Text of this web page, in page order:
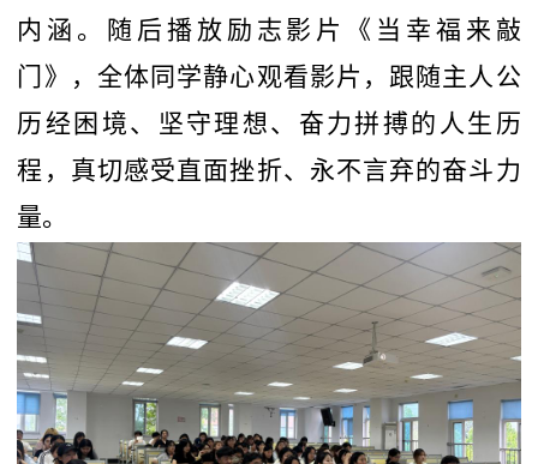
内涵。随后播放励志影片《当幸福来敲
门》，全体同学静心观看影片，跟随主人公
历经困境、坚守理想、奋力拼搏的人生历
程，真切感受直面挫折、永不言弃的奋斗力
量。